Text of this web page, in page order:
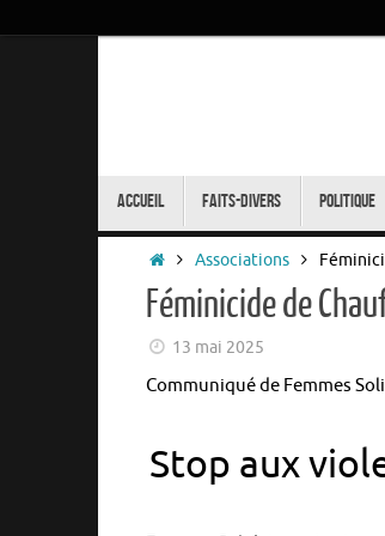
Accueil Faits-Divers Politique
Accueil
Associations
Féminicide de
13 mai 2025
Communiqué de Femmes
Stop aux